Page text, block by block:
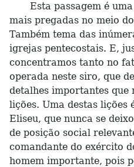
Esta passagem é uma
mais pregadas no meio
Também tema das
igrejas pentecostais. E,
concentramos tanto no
operada neste siro, que
detalhes importantes que
lições. Uma destas lições
Eliseu, que nunca se
de posição social
comandante do exército
homem importante, pois